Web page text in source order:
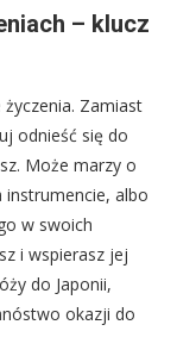
– klucz
Zamiast
odnieść się do
Może marzy o
instrumencie, albo
w swoich
i wspierasz jej
do Japonii,
okazji do